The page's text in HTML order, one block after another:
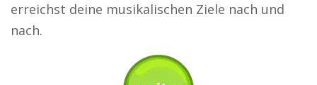
erreichst deine musikalischen Ziele nach und
nach.